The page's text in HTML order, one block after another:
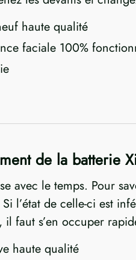
haute qualité
faciale 100%
de la batterie
avec le temps. Pour
l’état de celle-ci est
il faut s’en occuper
haute qualité